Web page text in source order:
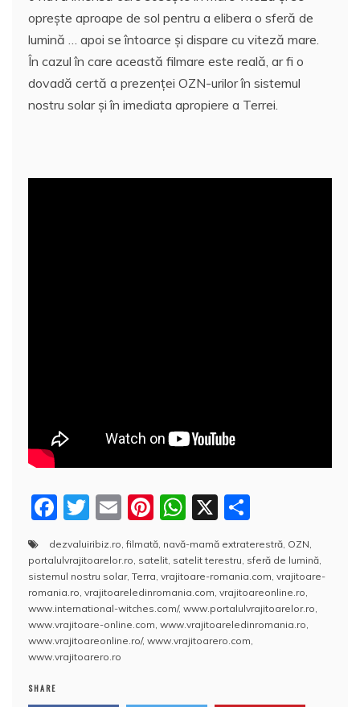
oprește aproape de sol pentru a elibera o sferă de
lumină … apoi se întoarce și dispare cu viteză mare.
În cazul în care această filmare este reală, ar fi o
dovadă certă a prezenței OZN-urilor în sistemul
nostru solar şi în imediata apropiere a Terrei.
F
c
e
b
o
o
T
w
itt
er
E
m
ai
l
Pi
nt
er
e
st
W
at
s
A
p
X
rt
aj
e
a
dezvaluiribiz.ro ,filmată navă-mamă extraterestră OZN
portalulvrajitoarelor.ro satelit satelit terestru sferă de lumină
sistemul nostru solar, Terra vrajitoare-romania.com vrajitoare-
romania.ro vrajitoareledinromania.com vrajitoareonline.ro
www.international-witches.com/, www.portalulvrajitoarelor.ro
www.vrajitoare-online.com www.vrajitoareledinromania.ro
www.vrajitoareonline.ro/, www.vrajitoarero.com
www.vrajitoarero.ro
SHARE